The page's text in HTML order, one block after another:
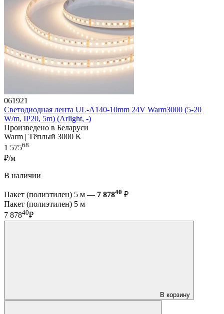
061921
Светодиодная лента UL-A140-10mm 24V Warm3000 (5-20
W/m, IP20, 5m) (Arlight, -)
Произведено в Беларуси
Warm | Тёплый 3000 K
1 57568
₽/м
В наличии
Пакет (полиэтилен) 5 м — 7 87840 ₽
Пакет (полиэтилен) 5 м
7 87840₽
В корзину